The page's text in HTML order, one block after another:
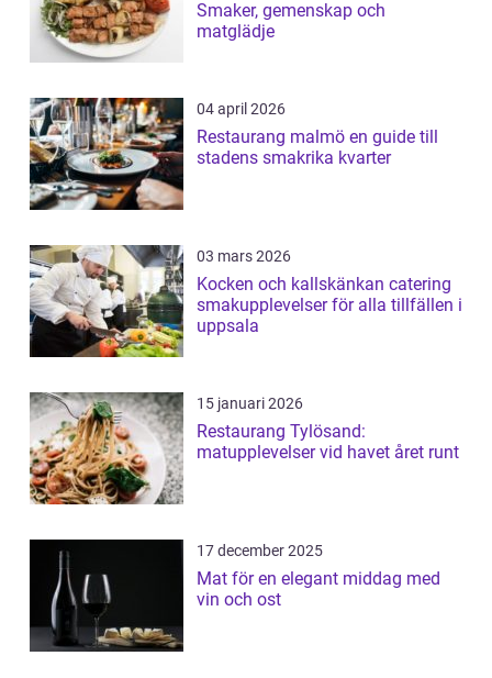
Smaker, gemenskap och
matglädje
04 april 2026
Restaurang malmö en guide till
stadens smakrika kvarter
03 mars 2026
Kocken och kallskänkan catering
smakupplevelser för alla tillfällen i
uppsala
15 januari 2026
Restaurang Tylösand:
matupplevelser vid havet året runt
17 december 2025
Mat för en elegant middag med
vin och ost